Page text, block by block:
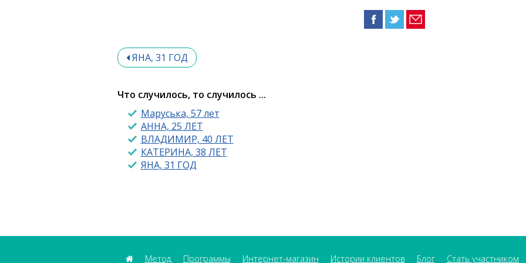
ЯНА, 31 ГОД
Что случилось, то случилось ...
Маруська, 57 лет
АННА, 25 ЛЕТ
ВЛАДИМИР, 40 ЛЕТ
КАТЕРИНА, 38 ЛЕТ
ЯНА, 31 ГОД
Метод Программы Интернет-магазин Истории клиентов Блог Стать участником